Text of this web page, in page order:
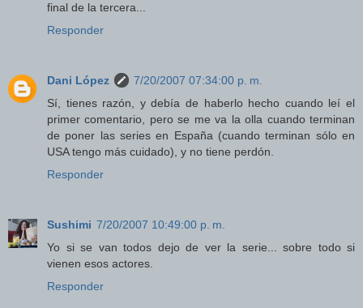
final de la tercera...
Responder
Dani López
7/20/2007 07:34:00 p. m.
Sí, tienes razón, y debía de haberlo hecho cuando leí el
primer comentario, pero se me va la olla cuando terminan
de poner las series en España (cuando terminan sólo en
USA tengo más cuidado), y no tiene perdón.
Responder
Sushimi 7/20/2007 10:49:00 p. m.
Yo si se van todos dejo de ver la serie... sobre todo si
vienen esos actores.
Responder